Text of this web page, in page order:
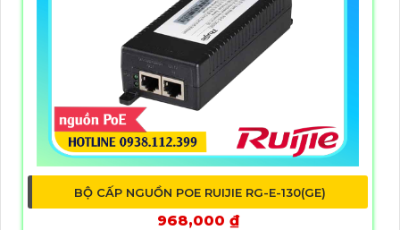
BỘ CẤP NGUỒN POE RUIJIE RG-E-130(GE)
968,000 ₫